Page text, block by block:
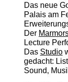
Das neue
Palais am
Der
Lecture
Das Studio
gedacht:
Sound,